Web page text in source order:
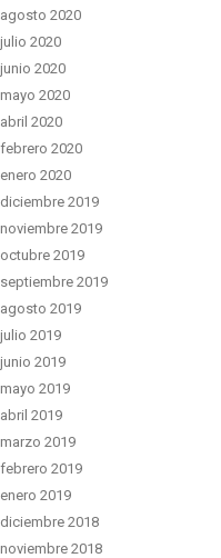
agosto 2020
julio 2020
junio 2020
mayo 2020
abril 2020
febrero 2020
enero 2020
diciembre 2019
noviembre 2019
octubre 2019
septiembre 2019
agosto 2019
julio 2019
junio 2019
mayo 2019
abril 2019
marzo 2019
febrero 2019
enero 2019
diciembre 2018
noviembre 2018